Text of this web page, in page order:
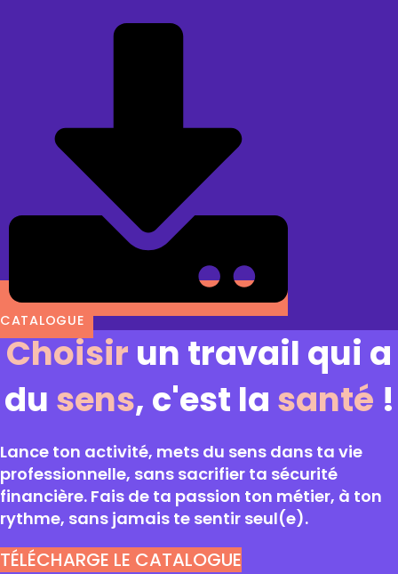
CATALOGUE
Choisir un travail qui a
du sens, c'est la santé !
Lance ton activité, mets du sens dans ta vie
professionnelle, sans sacrifier ta sécurité
financière. Fais de ta passion ton métier, à ton
rythme, sans jamais te sentir seul(e).
TÉLÉCHARGE LE CATALOGUE